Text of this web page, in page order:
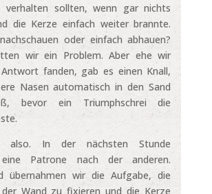
verhalten sollten, wenn gar nichts
die Kerze einfach weiter brannte.
oder einfach abhauen?
wir ein Problem. Aber ehe wir
fanden, gab es einen Knall,
Nasen automatisch in den Sand
bevor ein Triumphschrei die
also. In der nächsten Stunde
Patrone nach der anderen.
übernahmen wir die Aufgabe, die
Wand zu fixieren und die Kerze